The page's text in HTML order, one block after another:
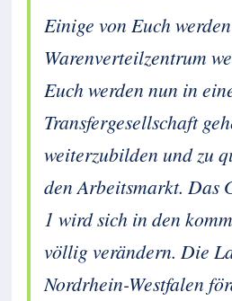
Einige von Euch
Warenverteilzentrum
Euch werden nun in
Transfergesellschaft
weiterzubilden und zu
den Arbeitsmarkt. Das
1 wird sich in den
völlig verändern. Die
Nordrhein-Westfalen